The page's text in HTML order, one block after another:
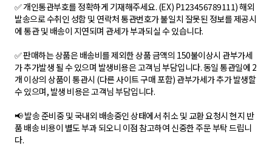
✅ 개인통관부호를 정확하게 기재해주세요. (EX) P123456789111) 해외
발송으로 수취인 성함 및 연락처 통관번호가 불일치 잘못된 정보를 제공시
에 통관 및 배송이 지연되며 관세가 부과되실 수 있습니다.
✅ 판매하는 상품은 배송비를 제외한 상품 금액의 150불이상시 관부가세
가 추가발생 될 수 있으며 발생비용은 고객님 부담입니다. 동일 통관일에 2
개 이상의 상품이 통관시 (다른 사이트 구매 포함) 관부가세가 추가 발생할
수 있으며, 발생 비용은 고객님 부담입니다.
📢 발송 준비중 및 국내외 배송중인 상태에서 취소 및 교환 요청시 현지 반
품 배송 비용이 별도 부과 되오니 이점 참고하여 신중한 주문 부탁 드립니
다.